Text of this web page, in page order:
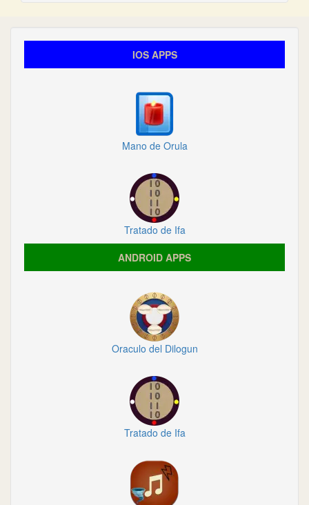
IOS APPS
Mano de Orula
Tratado de Ifa
ANDROID APPS
Oraculo del Dilogun
Tratado de Ifa